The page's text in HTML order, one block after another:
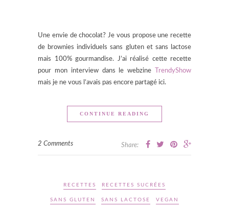
Une envie de chocolat? Je vous propose une recette
de brownies individuels sans gluten et sans lactose
mais 100% gourmandise. J’ai réalisé cette recette
pour mon interview dans le webzine
TrendyShow
mais je ne vous l’avais pas encore partagé ici.
CONTINUE READING
2 Comments Share:
RECETTES RECETTES SUCRÉES
SANS GLUTEN SANS LACTOSE VEGAN